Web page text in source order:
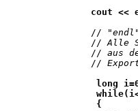
cout <<
//
// Alle
// aus
//
long
{